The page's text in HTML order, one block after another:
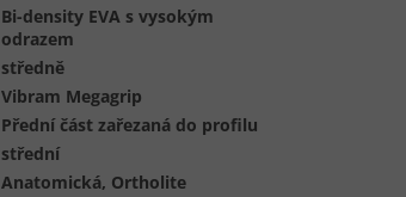
Bi-density EVA s vysokým
odrazem
středně
Vibram Megagrip
Přední část zařezaná do profilu
střední
Anatomická, Ortholite